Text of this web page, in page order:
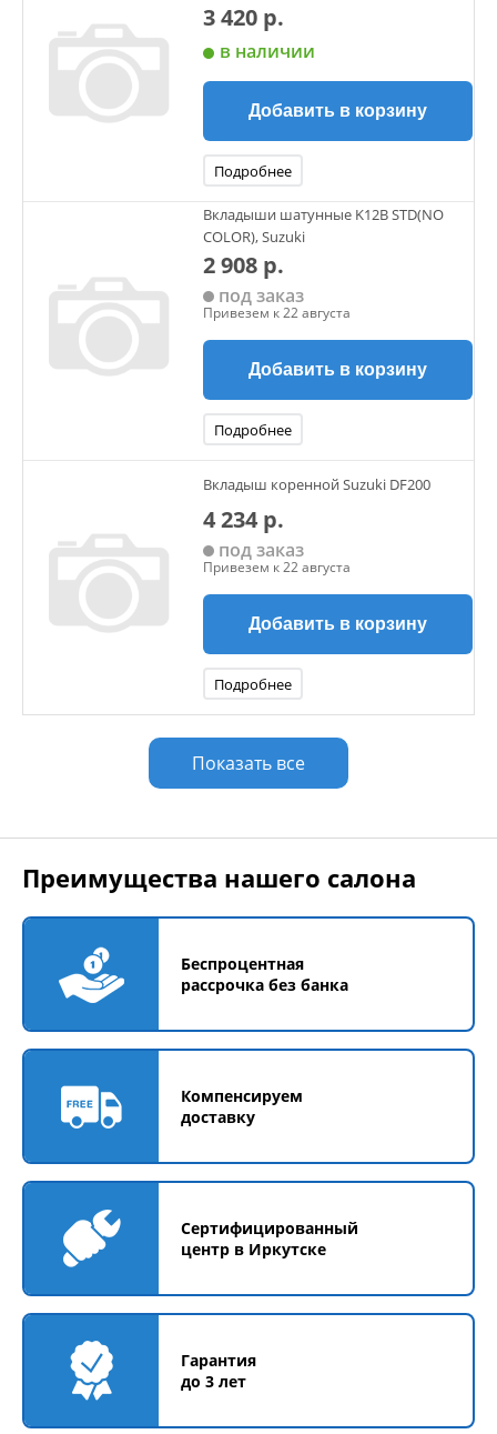
3 420 р.
в наличии
Добавить в корзину
Подробнее
Вкладыши шатунные K12B STD(NO
COLOR), Suzuki
2 908 р.
под заказ
Привезем к 22 августа
Добавить в корзину
Подробнее
Вкладыш коренной Suzuki DF200
4 234 р.
под заказ
Привезем к 22 августа
Добавить в корзину
Подробнее
Показать все
Преимущества нашего салона
Беспроцентная
рассрочка без банка
Компенсируем
доставку
Сертифицированный
центр в Иркутске
Гарантия
до 3 лет